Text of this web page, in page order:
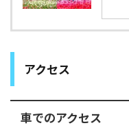
アクセス
車でのアクセス